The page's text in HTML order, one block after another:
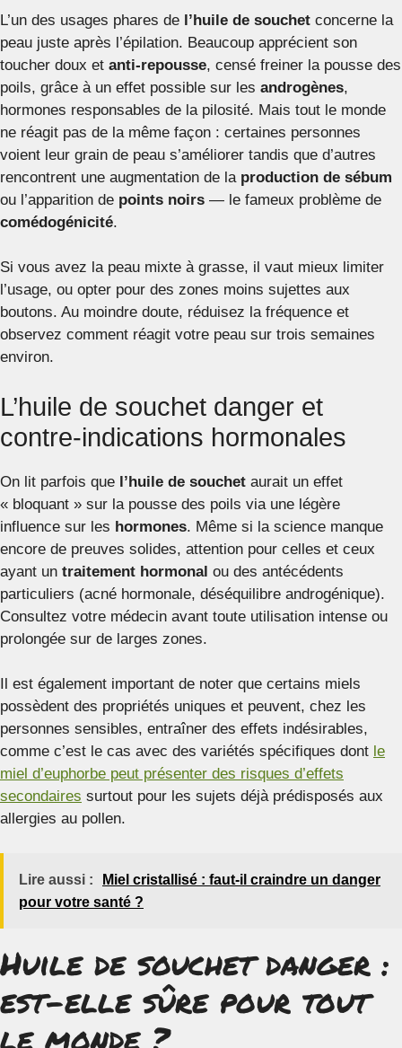
L’un des usages phares de l’huile de souchet concerne la
peau juste après l’épilation. Beaucoup apprécient son
toucher doux et anti-repousse, censé freiner la pousse des
poils, grâce à un effet possible sur les androgènes,
hormones responsables de la pilosité. Mais tout le monde
ne réagit pas de la même façon : certaines personnes
voient leur grain de peau s’améliorer tandis que d’autres
rencontrent une augmentation de la production de sébum
ou l’apparition de points noirs — le fameux problème de
comédogénicité.
Si vous avez la peau mixte à grasse, il vaut mieux limiter
l’usage, ou opter pour des zones moins sujettes aux
boutons. Au moindre doute, réduisez la fréquence et
observez comment réagit votre peau sur trois semaines
environ.
L’huile de souchet danger et
contre-indications hormonales
On lit parfois que l’huile de souchet aurait un effet
« bloquant » sur la pousse des poils via une légère
influence sur les hormones. Même si la science manque
encore de preuves solides, attention pour celles et ceux
ayant un traitement hormonal ou des antécédents
particuliers (acné hormonale, déséquilibre androgénique).
Consultez votre médecin avant toute utilisation intense ou
prolongée sur de larges zones.
Il est également important de noter que certains miels
possèdent des propriétés uniques et peuvent, chez les
personnes sensibles, entraîner des effets indésirables,
comme c’est le cas avec des variétés spécifiques dont le
miel d’euphorbe peut présenter des risques d’effets
secondaires surtout pour les sujets déjà prédisposés aux
allergies au pollen.
Lire aussi :
Miel cristallisé : faut-il craindre un danger
pour votre santé ?
Huile de souchet danger :
est-elle sûre pour tout
le monde ?